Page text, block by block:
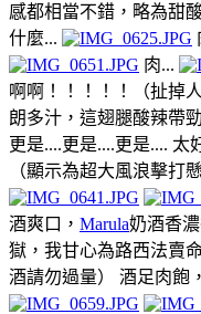
感都相當不錯，略為甜
什麼...
肉...
啊啊！！！！！（扯掉
朗多汁，這翅腿酸辣帶
更是....更是....更是.... 太
（顯示為超大風浪擊打
酒爽口， Marula奶酒香
獄，我甘心為路西法賣
酒請勿過量） 酒足肉飽